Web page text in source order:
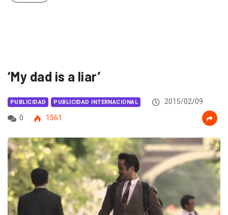
‘My dad is a liar’
PUBLICIDAD PUBLICIDAD INTERNACIONAL
2015/02/09
0
1561